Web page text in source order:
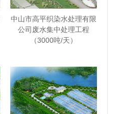
中山市高平织染水处理有限
公司废水集中处理工程
（3000吨/天）